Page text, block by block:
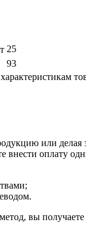
25
93
или делая
оплату
вы